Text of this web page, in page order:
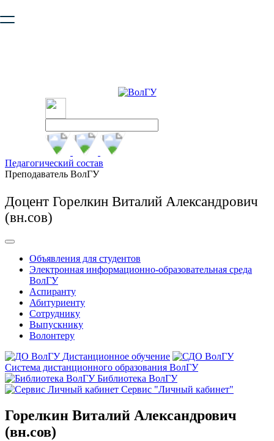
безопасную работу с сайтом. Пожалуйста
Педагогический состав
Преподаватель ВолГУ
Доцент Горелкин Виталий Александрович
(вн.сов)
Объявления для студентов
Электронная информационно-образовательная среда
ВолГУ
Аспиранту
Абитуриенту
Сотруднику
Выпускнику
Волонтеру
Дистанционное обучение
Система дистанционного образования ВолГУ
Библиотека ВолГУ
Сервис "Личный кабинет"
Горелкин Виталий Александрович
(вн.сов)